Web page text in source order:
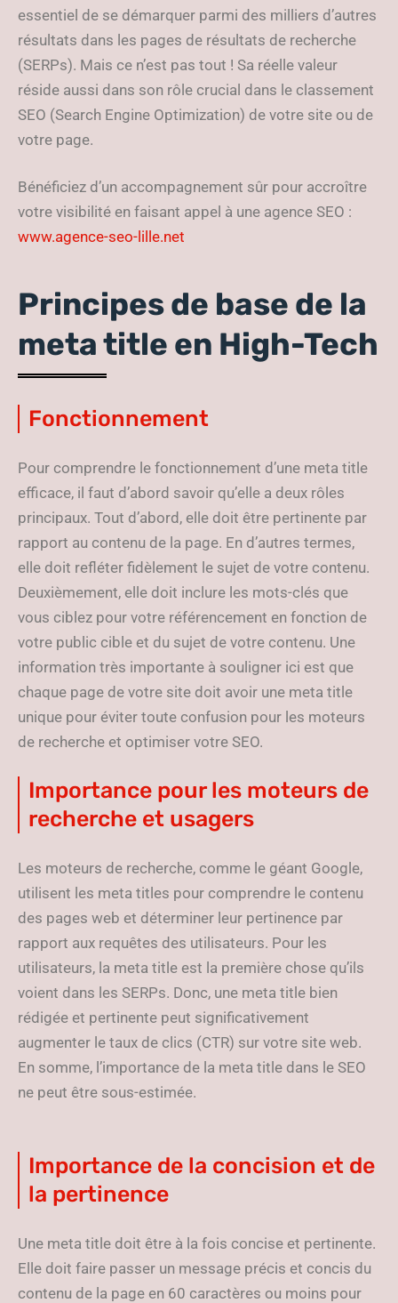
essentiel de se démarquer parmi des milliers d’autres
résultats dans les pages de résultats de recherche
(SERPs). Mais ce n’est pas tout ! Sa réelle valeur
réside aussi dans son rôle crucial dans le classement
SEO (Search Engine Optimization) de votre site ou de
votre page.
Bénéficiez d’un accompagnement sûr pour accroître
votre visibilité en faisant appel à une agence SEO :
www.agence-seo-lille.net
Principes de base de la
meta title en High-Tech
Fonctionnement
Pour comprendre le fonctionnement d’une meta title
efficace, il faut d’abord savoir qu’elle a deux rôles
principaux. Tout d’abord, elle doit être pertinente par
rapport au contenu de la page. En d’autres termes,
elle doit refléter fidèlement le sujet de votre contenu.
Deuxièmement, elle doit inclure les mots-clés que
vous ciblez pour votre référencement en fonction de
votre public cible et du sujet de votre contenu. Une
information très importante à souligner ici est que
chaque page de votre site doit avoir une meta title
unique pour éviter toute confusion pour les moteurs
de recherche et optimiser votre SEO.
Importance pour les moteurs de
recherche et usagers
Les moteurs de recherche, comme le géant Google,
utilisent les meta titles pour comprendre le contenu
des pages web et déterminer leur pertinence par
rapport aux requêtes des utilisateurs. Pour les
utilisateurs, la meta title est la première chose qu’ils
voient dans les SERPs. Donc, une meta title bien
rédigée et pertinente peut significativement
augmenter le taux de clics (CTR) sur votre site web.
En somme, l’importance de la meta title dans le SEO
ne peut être sous-estimée.
Importance de la concision et de
la pertinence
Une meta title doit être à la fois concise et pertinente.
Elle doit faire passer un message précis et concis du
contenu de la page en 60 caractères ou moins pour